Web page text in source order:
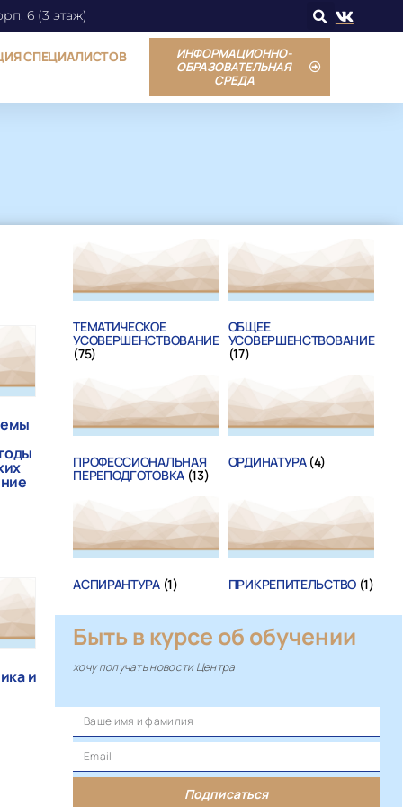
6 (3 этаж)
СПЕЦИАЛИСТОВ
ИНФОРМАЦИОННО-
ОБРАЗОВАТЕЛЬНАЯ
СРЕДА
и
ТЕМАТИЧЕСКОЕ
УСОВЕРШЕНСТВОВАНИЕ
(75)
ОБЩЕЕ
УСОВЕРШЕНСТВОВАНИЕ
(17)
ПРОФЕССИОНАЛЬНАЯ
ПЕРЕПОДГОТОВКА (13)
ОРДИНАТУРА (4)
АСПИРАНТУРА (1) ПРИКРЕПИТЕЛЬСТВО (1)
Быть в курсе об обучении
хочу получать новости Центра
Подписаться